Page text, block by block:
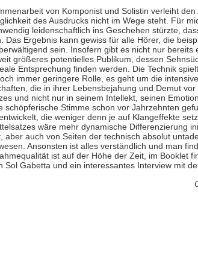
von Komponist und Solistin verleiht
des Ausdrucks nicht im Wege steht. Für
leidenschaftlich ins Geschehen stürzte,
Das Ergebnis kann gewiss für alle Hörer, die
sein. Insofern gibt es nicht nur bereits
größeres potentielles Publikum, dessen
Entsprechung finden werden. Die Technik
immer geringere Rolle, es geht um die
die in ihrer Lebensbejahung und Demut
und nicht nur in seinem Intellekt, seinen
schöpferische Stimme schon vor Jahrzehnten
die weniger denn je auf Klangeffekte
wäre mehr dynamische Differenzierung
aber auch von Seiten der technisch absolut
Ansonsten ist alles verständlich und man
ist auf der Höhe der Zeit, im Booklet
Sol Gabetta und ein interessantes Interview mit